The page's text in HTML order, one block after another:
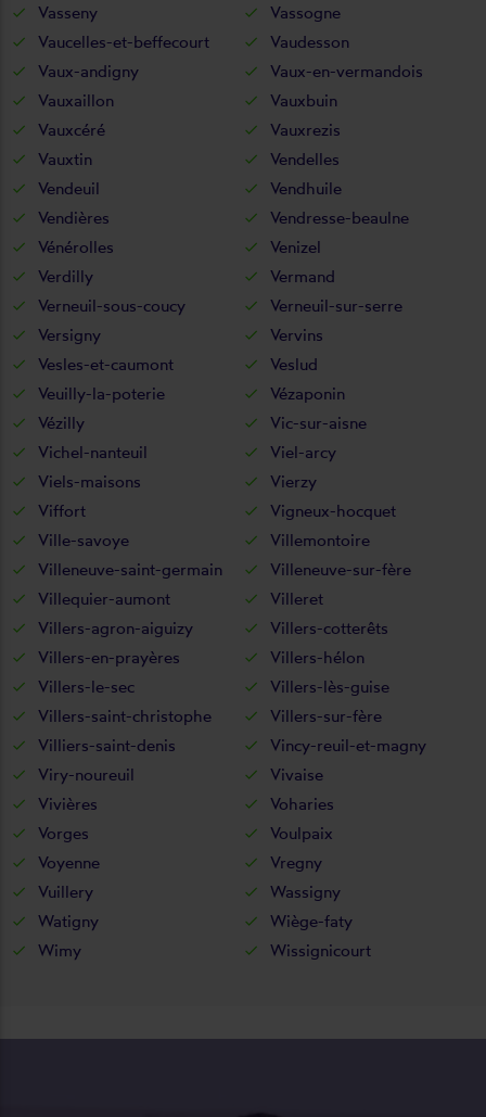
Vasseny
Vassogne
Vaucelles-et-beffecourt
Vaudesson
Vaux-andigny
Vaux-en-vermandois
Vauxaillon
Vauxbuin
Vauxcéré
Vauxrezis
Vauxtin
Vendelles
Vendeuil
Vendhuile
Vendières
Vendresse-beaulne
Vénérolles
Venizel
Verdilly
Vermand
Verneuil-sous-coucy
Verneuil-sur-serre
Versigny
Vervins
Vesles-et-caumont
Veslud
Veuilly-la-poterie
Vézaponin
Vézilly
Vic-sur-aisne
Vichel-nanteuil
Viel-arcy
Viels-maisons
Vierzy
Viffort
Vigneux-hocquet
Ville-savoye
Villemontoire
Villeneuve-saint-germain
Villeneuve-sur-fère
Villequier-aumont
Villeret
Villers-agron-aiguizy
Villers-cotterêts
Villers-en-prayères
Villers-hélon
Villers-le-sec
Villers-lès-guise
Villers-saint-christophe
Villers-sur-fère
Villiers-saint-denis
Vincy-reuil-et-magny
Viry-noureuil
Vivaise
Vivières
Voharies
Vorges
Voulpaix
Voyenne
Vregny
Vuillery
Wassigny
Watigny
Wiège-faty
Wimy
Wissignicourt